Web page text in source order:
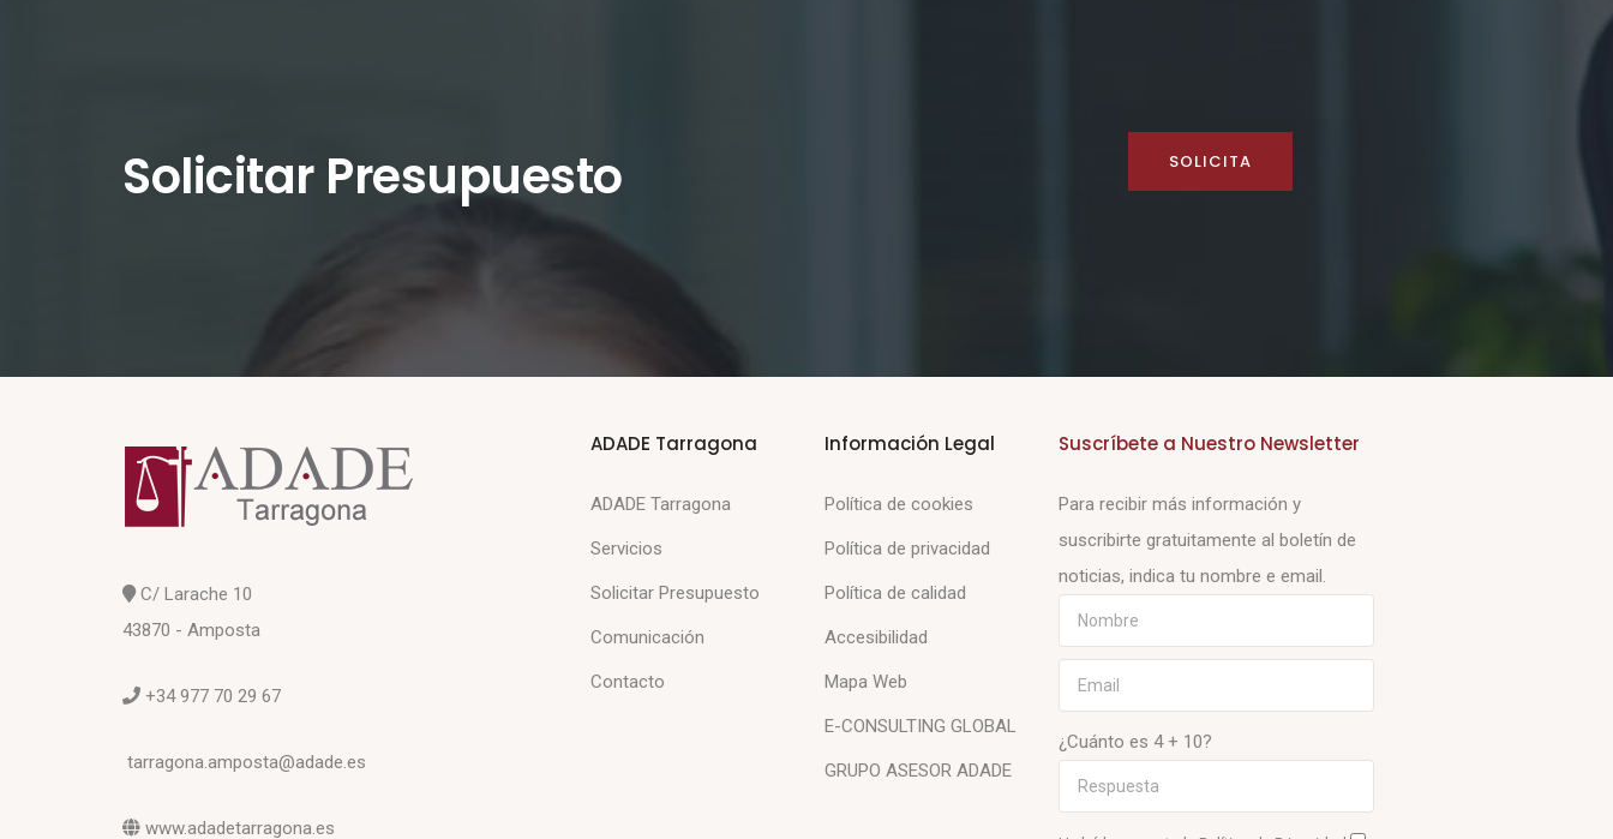
Solicitar Presupuesto SOLICITA
C/ Larache 10
43870 - Amposta
+34 977 70 29 67
tarragona.amposta@adade.es
www.adadetarragona.es
ADADE Tarragona
ADADE Tarragona
Servicios
Solicitar Presupuesto
Comunicación
Contacto
Información Legal
Política de cookies
Política de privacidad
Política de calidad
Accesibilidad
Mapa Web
E-CONSULTING GLOBAL
GRUPO ASESOR ADADE
Suscríbete a Nuestro Newsletter
Para recibir más información y
suscribirte gratuitamente al boletín de
noticias, indica tu nombre e email.
¿Cuánto es 4 + 10?